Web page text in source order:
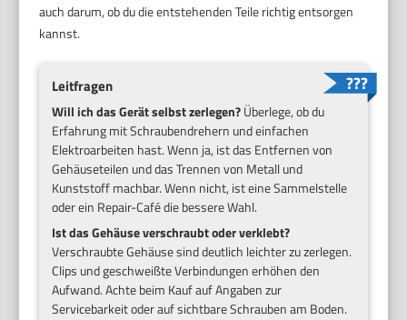
auch darum, ob du die entstehenden Teile richtig entsorgen
kannst.
Leitfragen
Will ich das Gerät selbst zerlegen?Überlege, ob du
Erfahrung mit Schraubendrehern und einfachen
Elektroarbeiten hast. Wenn ja, ist das Entfernen von
Gehäuseteilen und das Trennen von Metall und
Kunststoff machbar. Wenn nicht, ist eine Sammelstelle
oder ein Repair-Café die bessere Wahl.
Ist das Gehäuse verschraubt oder verklebt?
Verschraubte Gehäuse sind deutlich leichter zu zerlegen.
Clips und geschweißte Verbindungen erhöhen den
Aufwand. Achte beim Kauf auf Angaben zur
Servicebarkeit oder auf sichtbare Schrauben am Boden.